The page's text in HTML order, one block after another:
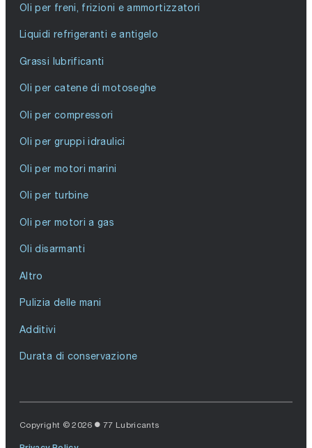
Oli per freni, frizioni e ammortizzatori
Liquidi refrigeranti e antigelo
Grassi lubrificanti
Oli per catene di motoseghe
Oli per compressori
Oli per gruppi idraulici
Oli per motori marini
Oli per turbine
Oli per motori a gas
Oli disarmanti
Altro
Pulizia delle mani
Additivi
Durata di conservazione
Copyright © 2026 77 Lubricants